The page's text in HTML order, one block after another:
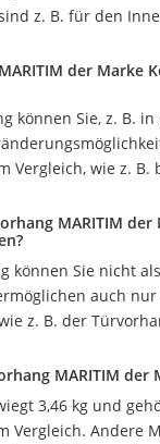
z. B. für den
der Marke
können Sie, z. B.
Vergleich, wie z. B.
MARITIM
können Sie nicht
auch
z. B. der
MARITIM der
3,46 kg und
Vergleich. Andere